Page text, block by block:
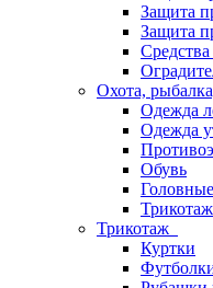
Защита
Защита
Охота,
Одежда
Одежда
Обувь
Трикотаж
Трикотаж
Куртки